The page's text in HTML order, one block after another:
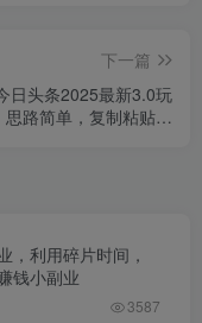
下一篇
日头条2025最新3.0玩
思路简单，复制粘贴，
，利用碎片时间，
钱小副业
3587